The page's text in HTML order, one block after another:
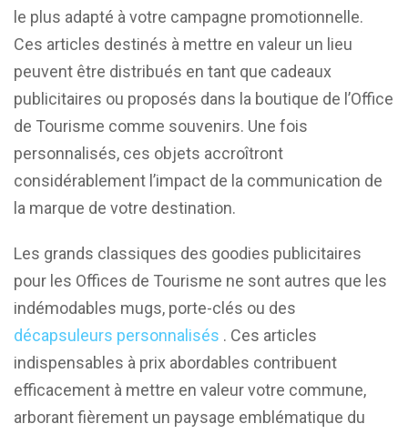
le plus adapté à votre campagne promotionnelle.
Ces articles destinés à mettre en valeur un lieu
peuvent être distribués en tant que cadeaux
publicitaires ou proposés dans la boutique de l’Office
de Tourisme comme souvenirs. Une fois
personnalisés, ces objets accroîtront
considérablement l’impact de la communication de
la marque de votre destination.
Les grands classiques des goodies publicitaires
pour les Offices de Tourisme ne sont autres que les
indémodables mugs, porte-clés ou des
décapsuleurs personnalisés . Ces articles
indispensables à prix abordables contribuent
efficacement à mettre en valeur votre commune,
arborant fièrement un paysage emblématique du